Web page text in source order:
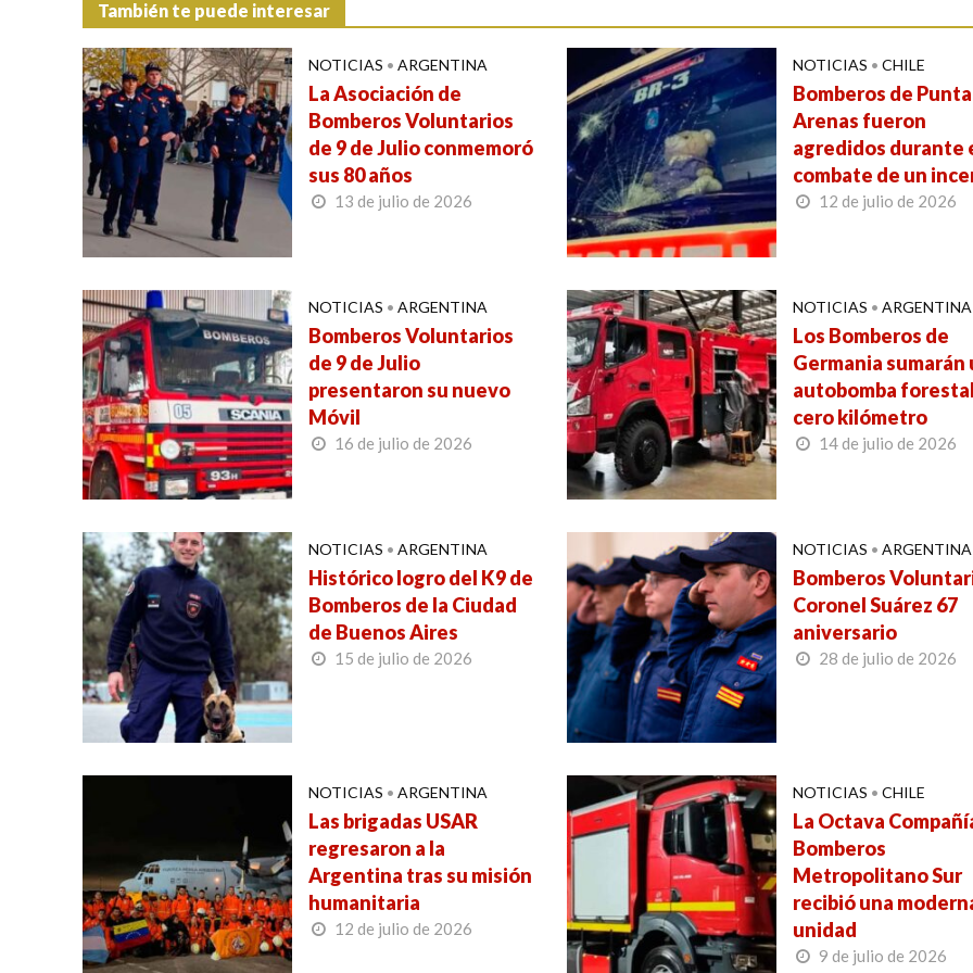
También te puede interesar
NOTICIAS • ARGENTINA
La Asociación de
Bomberos Voluntarios
de 9 de Julio conmemoró
sus 80 años
13 de julio de 2026
NOTICIAS • CHILE
Bomberos de Punta
Arenas fueron
agredidos durante
combate de un
12 de julio de 2026
NOTICIAS • ARGENTINA
Bomberos Voluntarios
de 9 de Julio
presentaron su nuevo
Móvil
16 de julio de 2026
NOTICIAS • ARGENTINA
Los Bomberos de
Germania sumarán
autobomba forestal
cero kilómetro
14 de julio de 2026
NOTICIAS • ARGENTINA
Histórico logro del K9 de
Bomberos de la Ciudad
de Buenos Aires
15 de julio de 2026
NOTICIAS • ARGENTINA
Bomberos
Coronel Suárez 67
aniversario
28 de julio de 2026
NOTICIAS • ARGENTINA
Las brigadas USAR
regresaron a la
Argentina tras su misión
humanitaria
12 de julio de 2026
NOTICIAS • CHILE
La Octava
Bomberos
Metropolitano Sur
recibió una
unidad
9 de julio de 2026